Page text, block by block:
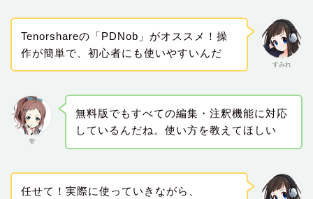
すみれ
Tenorshareの「PDNob」がオススメ！操
作が簡単で、初心者にも使いやすいんだ
雫
無料版でもすべての編集・注釈機能に対応
しているんだね。使い方を教えてほしい
任せて！実際に使っていきながら、